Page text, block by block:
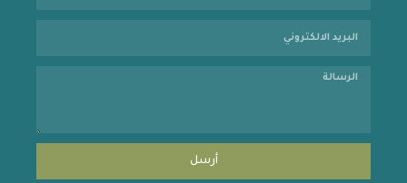
أرسل